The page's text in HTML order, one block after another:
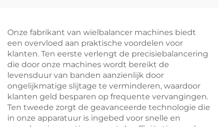
Onze fabrikant van wielbalancer machines biedt
een overvloed aan praktische voordelen voor
klanten. Ten eerste verlengt de precisiebalancering
die door onze machines wordt bereikt de
levensduur van banden aanzienlijk door
ongelijkmatige slijtage te verminderen, waardoor
klanten geld besparen op frequente vervangingen.
Ten tweede zorgt de geavanceerde technologie die
in onze apparatuur is ingebed voor snelle en